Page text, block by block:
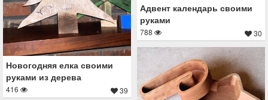
Новогодняя елка своими
руками из дерева
416 39
Адвент календарь своими
руками
788 30